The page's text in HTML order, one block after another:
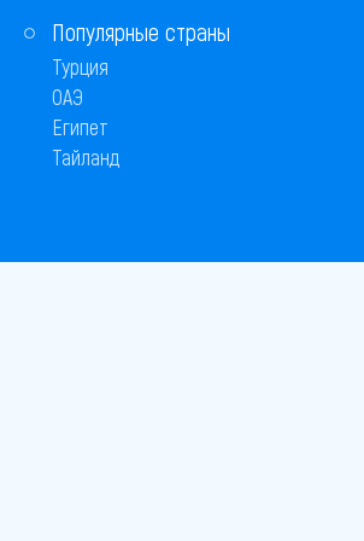
Популярные страны
Турция
ОАЭ
Египет
Тайланд